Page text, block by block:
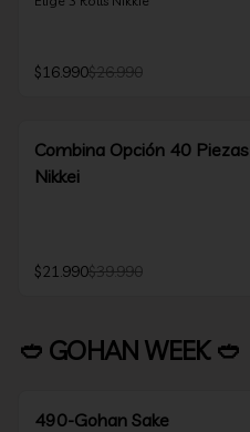
$16.990$26.990
Combina Opción 40 Piezas
Nikkei
$21.990$39.990
🥙 GOHAN WEEK 🥙
490-Gohan Sake